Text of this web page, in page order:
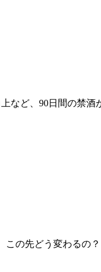
ど、90日間の禁酒
この先どう変わる